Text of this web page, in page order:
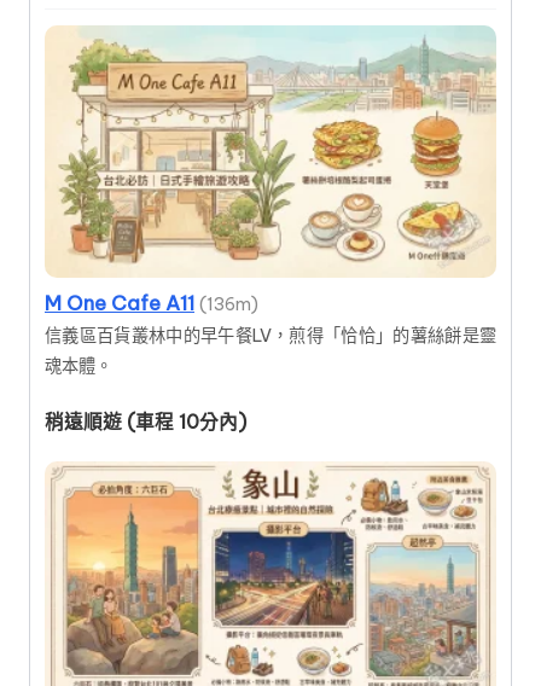
M One Cafe A11 (136m)
信義區百貨叢林中的早午餐LV，煎得「恰恰」的薯絲餅是靈
魂本體。
稍遠順遊 (車程 10分內)